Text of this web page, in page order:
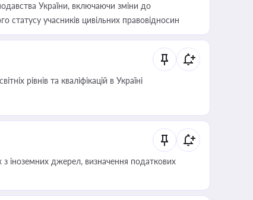
України, включаючи зміни до
статусу учасників цивільних правовідносин
рівнів та кваліфікацій в Україні
з іноземних джерел, визначення податкових